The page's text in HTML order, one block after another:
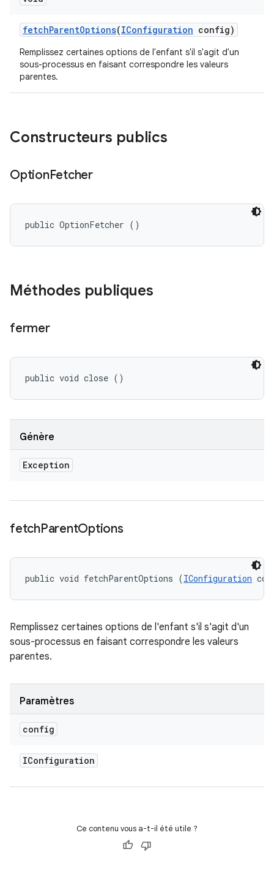
fetchParentOptions(IConfiguration config)
Remplissez certaines options de l'enfant s'il s'agit d'un
sous-processus en faisant correspondre les valeurs
parentes.
Constructeurs publics
OptionFetcher
public OptionFetcher ()
Méthodes publiques
fermer
public void close ()
Génère
Exception
fetchParentOptions
public void fetchParentOptions (IConfiguration
Remplissez certaines options de l'enfant s'il s'agit d'un
sous-processus en faisant correspondre les valeurs
parentes.
Paramètres
config
IConfiguration
Ce contenu vous a-t-il été utile ?